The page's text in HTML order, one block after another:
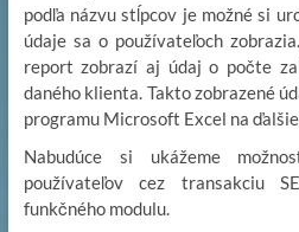
podľa názvu stĺpcov je možné si
údaje sa o používateľoch
report zobrazí aj údaj o počte
daného klienta. Takto zobrazené
programu Microsoft Excel na
Nabudúce si ukážeme
používateľov cez transakciu
funkčného modulu.